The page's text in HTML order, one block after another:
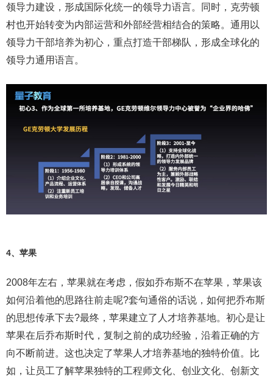
领导力建设，形成国际化统一的领导力语言。同时，克劳顿
村也开始转变为内部运营和外部经营相结合的策略。通用以
领导力干部培养为初心，重点打造干部梯队，形成全球化的
领导力通用语言。
4、苹果
2008年左右，苹果就在考虑，假如乔布斯不在苹果，苹果该
如何沿着他的思路往前走呢?套句通俗的话说，如何把乔布斯
的思想传承下去?最终，苹果建立了人才培养基地。初心是让
苹果在后乔布斯时代，复制之前的成功经验，沿着正确的方
向不断前进。这也决定了苹果人才培养基地的独特价值。比
如，让员工了解苹果独特的工程师文化、创业文化、创新文